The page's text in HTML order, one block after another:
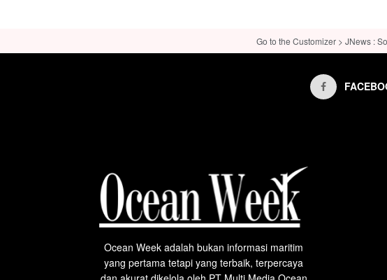
Go to the Customizer > JNews :
Ocean Week adalah bukan informasi maritim
yang pertama tetapi yang terbaik, terpercaya